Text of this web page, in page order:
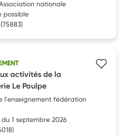
Association nationale
possible
(75883)
activités de la
Le Poulpe
l'enseignement fédération
1 septembre 2026